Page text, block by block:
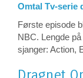
Omtal Tv-serie
Første episode
NBC. Lengde
sjanger: Action,